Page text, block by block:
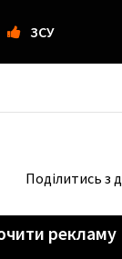
ЗСУ
Поділитись з
рекламу